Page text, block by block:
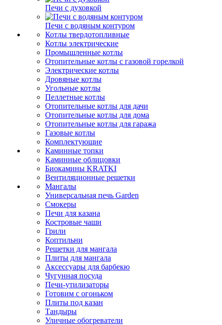
Печи с духовкой
Печи с водяным контуром
Котлы твердотопливные
Котлы электрические
Промышленные котлы
Отопительные котлы с газовой горелкой
Электрические котлы
Дровяные котлы
Угольные котлы
Пеллетные котлы
Отопительные котлы для дачи
Отопительные котлы для дома
Отопительные котлы для гаража
Газовые котлы
Комплектующие
Каминные топки
Каминные облицовки
Биокамины KRATKI
Вентиляционные решетки
Мангалы
Универсальная печь Garden
Смокеры
Печи для казана
Костровые чаши
Грили
Коптильни
Решетки для мангала
Плиты для мангала
Аксессуары для барбекю
Чугунная посуда
Печи-утилизаторы
Готовим с огоньком
Плиты под казан
Тандыры
Уличные обогреватели